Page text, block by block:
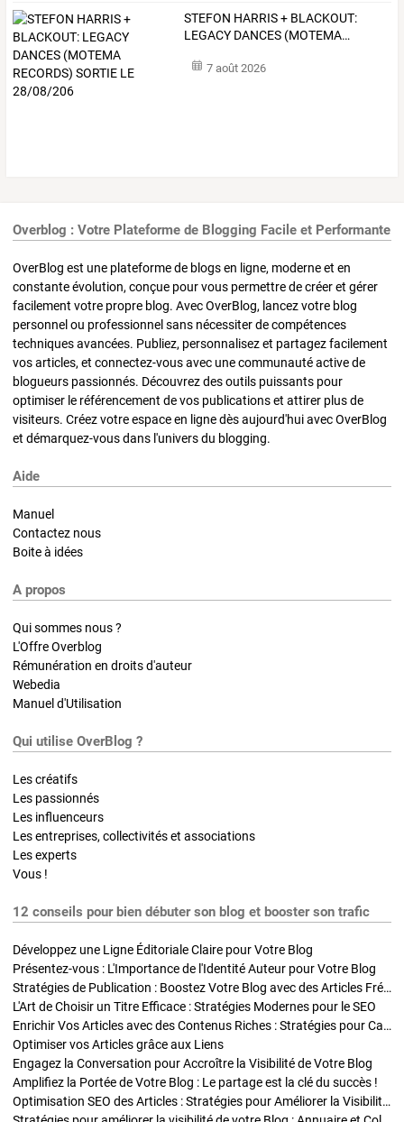
STEFON HARRIS+ BLACKOUT:
LEGACY DANCES (MOTEMA…
7 août 2026
Overblog : Votre Plateforme de Blogging Facile et Performante
OverBlog est une plateforme de blogs en ligne, moderne et en
constante évolution, conçue pour vous permettre de créer et gérer
facilement votre propre blog. Avec OverBlog, lancez votre blog
personnel ou professionnel sans nécessiter de compétences
techniques avancées. Publiez, personnalisez et partagez facilement
vos articles, et connectez-vous avec une communauté active de
blogueurs passionnés. Découvrez des outils puissants pour
optimiser le référencement de vos publications et attirer plus de
visiteurs. Créez votre espace en ligne dès aujourd'hui avec OverBlog
et démarquez-vous dans l'univers du blogging.
Aide
Manuel
Contactez nous
Boite à idées
A propos
Qui sommes nous ?
L'Offre Overblog
Rémunération en droits d'auteur
Webedia
Manuel d'Utilisation
Qui utilise OverBlog ?
Les créatifs
Les passionnés
Les influenceurs
Les entreprises, collectivités et associations
Les experts
Vous !
12 conseils pour bien débuter son blog et booster son trafic
Développez une Ligne Éditoriale Claire pour Votre Blog
Présentez-vous : L'Importance de l'Identité Auteur pour Votre Blog
Stratégies de Publication : Boostez Votre Blog avec des Articles Fréquents et Exclusifs
L'Art de Choisir un Titre Efficace : Stratégies Modernes pour le SEO
Enrichir Vos Articles avec des Contenus Riches : Stratégies pour Captiver et Optimiser
Optimiser vos Articles grâce aux Liens
Engagez la Conversation pour Accroître la Visibilité de Votre Blog
Amplifiez la Portée de Votre Blog : Le partage est la clé du succès !
Optimisation SEO des Articles : Stratégies pour Améliorer la Visibilité de Votre Blog